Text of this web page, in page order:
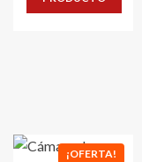
¡OFERTA!